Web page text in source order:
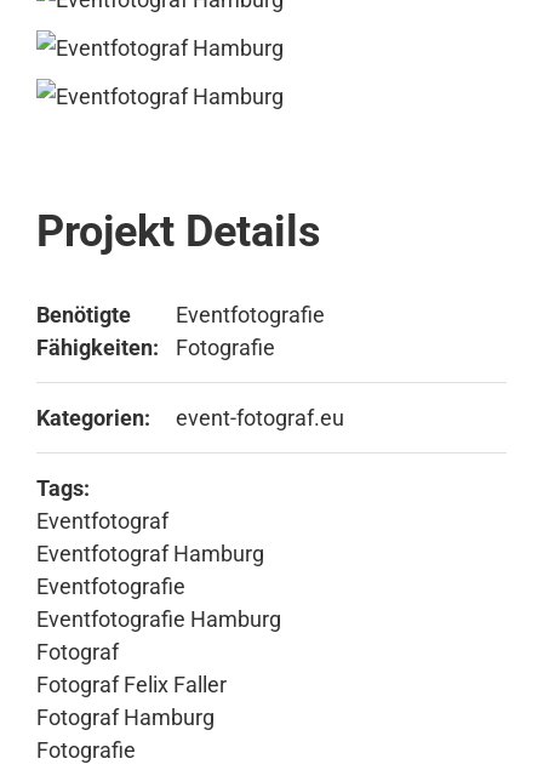
Projekt Details
Benötigte
Fähigkeiten:
Eventfotografie
Fotografie
Kategorien: event-fotograf.eu
Tags:
Eventfotograf
Eventfotograf Hamburg
Eventfotografie
Eventfotografie Hamburg
Fotograf
Fotograf Felix Faller
Fotograf Hamburg
Fotografie